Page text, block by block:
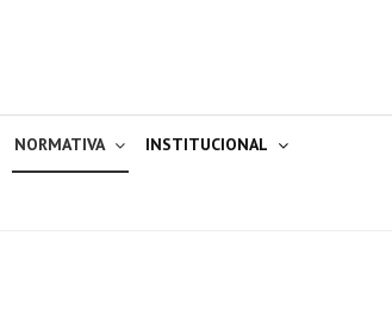
NORMATIVA INSTITUCIONAL